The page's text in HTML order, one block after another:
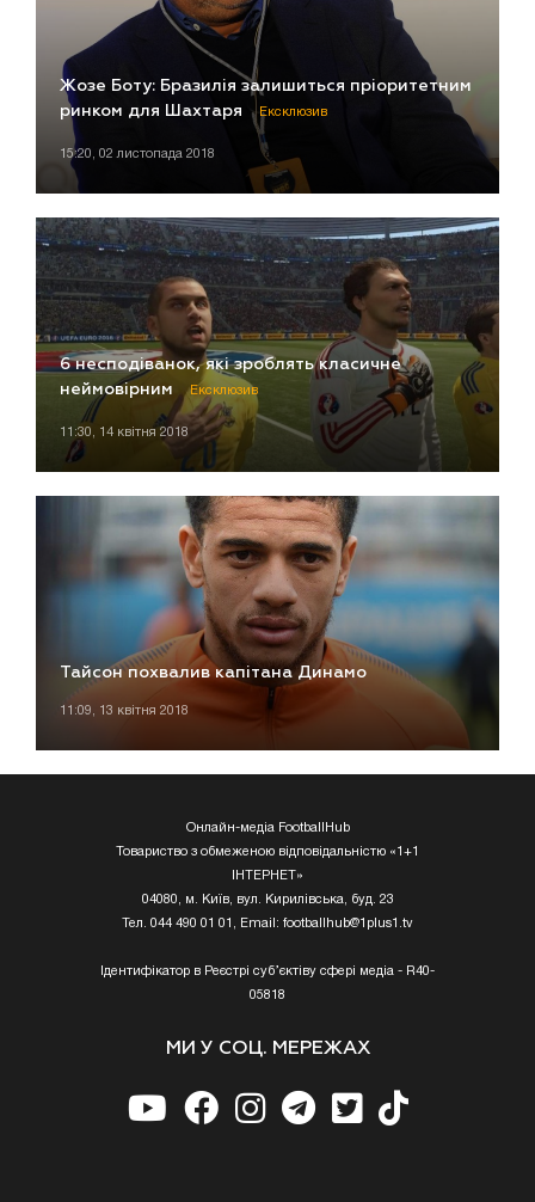
Жозе Боту: Бразилія залишиться пріоритетним
ринком для Шахтаря
Ексклюзив
15:20, 02 листопада 2018
6 несподіванок, які зроблять класичне
неймовірним
Ексклюзив
11:30, 14 квітня 2018
Тайсон похвалив капітана Динамо
11:09, 13 квітня 2018
Онлайн-медіа FootballHub
Товариство з обмеженою відповідальністю «1+1
ІНТЕРНЕТ»
04080, м. Київ, вул. Кирилівська, буд. 23
Тел. 044 490 01 01, Email: footballhub@1plus1.tv
Ідентифікатор в Реєстрі суб’єктіву сфері медіа - R40-
05818
МИ У СОЦ. МЕРЕЖАХ